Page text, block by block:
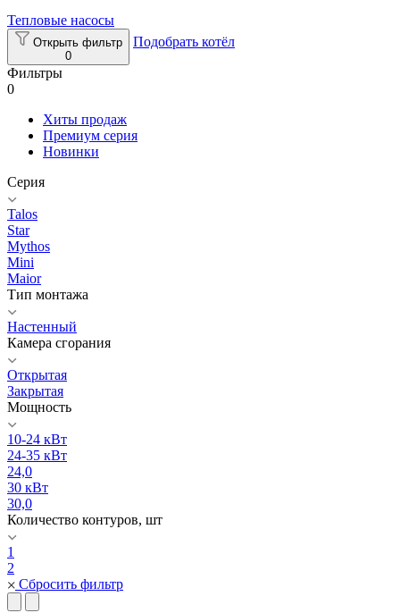
Тепловые насосы
Открыть фильтр
0
Подобрать котёл
Фильтры
0
Хиты продаж
Премиум серия
Новинки
Серия
Talos
Star
Mythos
Mini
Maior
Тип монтажа
Настенный
Камера сгорания
Открытая
Закрытая
Мощность
10-24 кВт
24-35 кВт
24,0
30 кВт
30,0
Количество контуров, шт
1
2
Сбросить фильтр